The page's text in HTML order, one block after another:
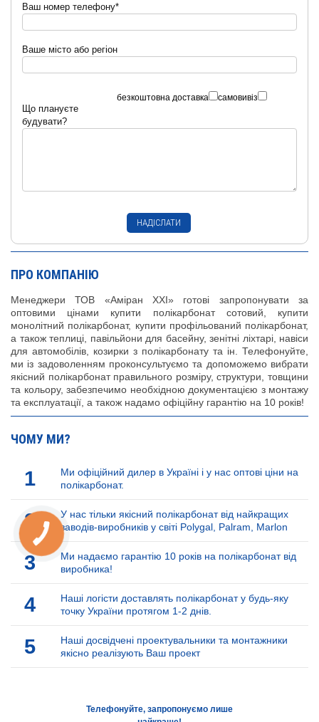
Ваш номер телефону*
Ваше місто або регіон
безкоштовна доставка самовивіз
Що плануєте
будувати?
ПРО КОМПАНІЮ
Менеджери ТОВ «Аміран XXI» готові запропонувати за
оптовими цінами купити полікарбонат сотовий, купити
монолітний полікарбонат, купити профільований полікарбонат,
а також теплиці, павільйони для басейну, зенітні ліхтарі, навіси
для автомобілів, козирки з полікарбонату та ін. Телефонуйте,
ми із задоволенням проконсультуємо та допоможемо вибрати
якісний полікарбонат правильного розміру, структури, товщини
та кольору, забезпечимо необхідною документацією з монтажу
та експлуатації, а також надамо офіційну гарантію на 10 років!
ЧОМУ МИ?
1
Ми офіційний дилер в Україні і у нас оптові ціни на
полікарбонат.
2
У нас тільки якісний полікарбонат від найкращих
заводів-виробників у світі Polygal, Palram, Marlon
3
Ми надаємо гарантію 10 років на полікарбонат від
виробника!
4
Наші логісти доставлять полікарбонат у будь-яку
точку України протягом 1-2 днів.
5
Наші досвідчені проектувальники та монтажники
якісно реалізують Ваш проект
Телефонуйте, запропонуємо лише